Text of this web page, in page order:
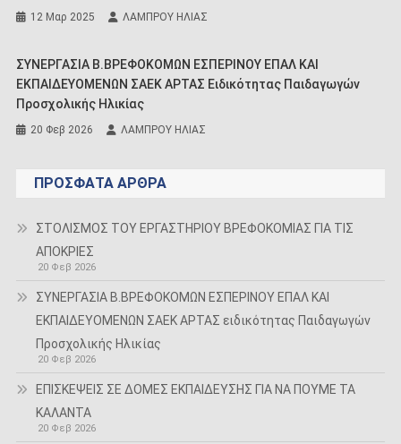
12 Μαρ 2025 ΛΑΜΠΡΟΥ ΗΛΙΑΣ
ΣΥΝΕΡΓΑΣΙΑ Β.ΒΡΕΦΟΚΟΜΩΝ ΕΣΠΕΡΙΝΟΥ ΕΠΑΛ ΚΑΙ
ΕΚΠΑΙΔΕΥΟΜΕΝΩΝ ΣΑΕΚ ΑΡΤΑΣ Ειδικότητας Παιδαγωγών
Προσχολικής Ηλικίας
20 Φεβ 2026 ΛΑΜΠΡΟΥ ΗΛΙΑΣ
ΠΡΌΣΦΑΤΑ ΆΡΘΡΑ
ΣΤΟΛΙΣΜΟΣ ΤΟΥ ΕΡΓΑΣΤΗΡΙΟΥ ΒΡΕΦΟΚΟΜΙΑΣ ΓΙΑ ΤΙΣ
ΑΠΟΚΡΙΕΣ
20 Φεβ 2026
ΣΥΝΕΡΓΑΣΙΑ Β.ΒΡΕΦΟΚΟΜΩΝ ΕΣΠΕΡΙΝΟΥ ΕΠΑΛ ΚΑΙ
ΕΚΠΑΙΔΕΥΟΜΕΝΩΝ ΣΑΕΚ ΑΡΤΑΣ ειδικότητας Παιδαγωγών
Προσχολικής Ηλικίας
20 Φεβ 2026
ΕΠΙΣΚΕΨΕΙΣ ΣΕ ΔΟΜΕΣ ΕΚΠΑΙΔΕΥΣΗΣ ΓΙΑ ΝΑ ΠΟΥΜΕ ΤΑ
ΚΑΛΑΝΤΑ
20 Φεβ 2026